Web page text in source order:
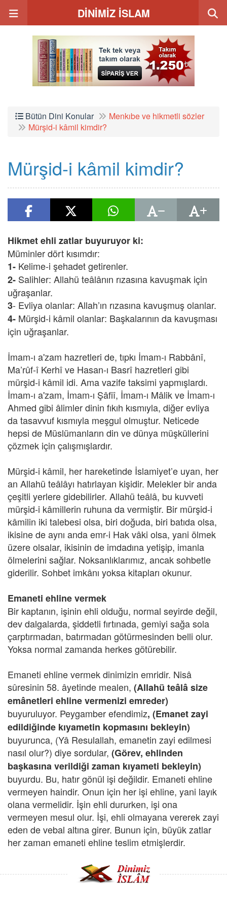
DİNİMİZ İSLAM
Bütün Dini Konular
Menkıbe ve hikmetli sözler
Mürşid-i kâmil kimdir?
Mürşid-i kâmil kimdir?
Hikmet ehli zatlar buyuruyor ki:
Müminler dört kısımdır:
1- Kelime-i şehadet getirenler.
2- Salihler: Allahü teâlânın rızasına kavuşmak için
uğraşanlar.
3- Evliya olanlar: Allah’ın rızasına kavuşmuş olanlar.
4- Mürşid-i kâmil olanlar: Başkalarının da kavuşması
için uğraşanlar.
İmam-ı a'zam hazretleri de, tıpkı İmam-ı Rabbânî,
Ma’rûf-î Kerhî ve Hasan-ı Basrî hazretleri gibi
mürşid-i kâmil idi. Ama vazife taksimi yapmışlardı.
İmam-ı a'zam, İmam-ı Şâfiî, İmam-ı Mâlik ve İmam-ı
Ahmed gibi âlimler dinin fıkıh kısmıyla, diğer evliya
da tasavvuf kısmıyla meşgul olmuştur. Neticede
hepsi de Müslümanların din ve dünya müşküllerini
çözmek için çalışmışlardır.
Mürşid-i kâmil, her hareketinde İslamiyet’e uyan, her
an Allahü teâlâyı hatırlayan kişidir. Melekler bir anda
çeşitli yerlere gidebilirler. Allahü teâlâ, bu kuvveti
mürşid-i kâmillerin ruhuna da vermiştir. Bir mürşid-i
kâmilin iki talebesi olsa, biri doğuda, biri batıda olsa,
ikisine de aynı anda emr-i Hak vâki olsa, yani ölmek
üzere olsalar, ikisinin de imdadına yetişip, imanla
ölmelerini sağlar. Noksanlıklarımız, ancak sohbetle
giderilir. Sohbet imkânı yoksa kitapları okunur.
Emaneti ehline vermek
Bir kaptanın, işinin ehli olduğu, normal seyirde değil,
dev dalgalarda, şiddetli fırtınada, gemiyi sağa sola
çarptırmadan, batırmadan götürmesinden belli olur.
Yoksa normal zamanda herkes götürebilir.
Emaneti ehline vermek dinimizin emridir. Nisâ
sûresinin 58. âyetinde mealen, (Allahü teâlâ size
emânetleri ehline vermenizi emreder)
buyuruluyor. Peygamber efendimiz, (Emanet zayi
edildiğinde kıyametin kopmasını bekleyin)
buyurunca, (Yâ Resulallah, emanetin zayi edilmesi
nasıl olur?) diye sordular, (Görev, ehlinden
başkasına verildiği zaman kıyameti bekleyin)
buyurdu. Bu, hatır gönül işi değildir. Emaneti ehline
vermeyen haindir. Onun için her işi ehline, yani layık
olana vermelidir. İşin ehli dururken, işi ona
vermeyen mesul olur. İşi, ehli olmayana vererek zayi
eden de vebal altına girer. Bunun için, büyük zatlar
her zaman emaneti ehline teslim etmişlerdir.